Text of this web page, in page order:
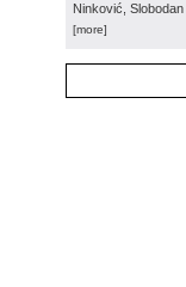
Ninković, Slobodan
[more]